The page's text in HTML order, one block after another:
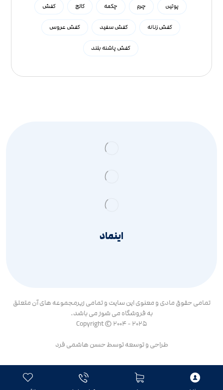
پوتین چرم چکمه کالج کفش
کفش زنانه کفش سفید کفش عروس
کفش پاشنه بلند
اینماد
تمامی حقوق مادی و معنوی این سایت و تمامی زیرمجموعه های آن متعلق
به فروشگاه می شوز می باشد.
Copyright © 2004 - 2025
طراحی و توسعه توسط حسن هاشمی فرد